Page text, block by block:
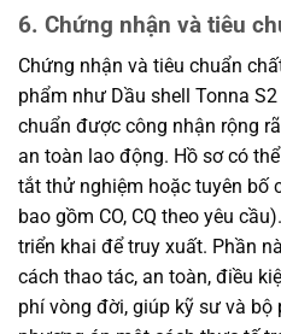
6. Chứng nhận và tiêu
Chứng nhận và tiêu chuẩn
phẩm như Dầu shell Tonna
chuẩn được công nhận rộng
an toàn lao động. Hồ sơ có
tắt thử nghiệm hoặc tuyên bố
bao gồm CO, CQ theo yêu
triển khai để truy xuất. Phần
cách thao tác, an toàn, điều
phí vòng đời, giúp kỹ sư và